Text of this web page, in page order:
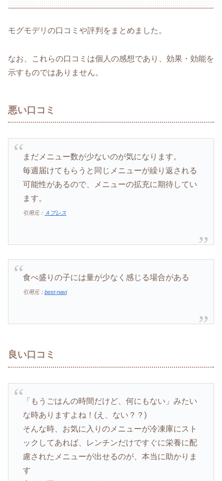
モグモデリの口コミや評判をまとめました。
なお、これらの口コミは個人の感想であり、効果・効能を
示すものではありません。
悪い口コミ
まだメニュー数が少ないのが気になります。
毎週届けてもらうと同じメニューが繰り返される
可能性があるので、メニューの拡充に期待してい
ます。
引用元： Ａプレス
食べ盛りの子には量が少なく感じる場合がある
引用元： best-navi
良い口コミ
「もうごはんの時間だけど、何にもない」みたい
な時ありますよね！(え、ない？？)
そんな時、お気に入りのメニューが冷凍庫にスト
ックしてあれば、レンチンだけですぐに栄養に配
慮されたメニューが出せるのが、本当に助かりま
す